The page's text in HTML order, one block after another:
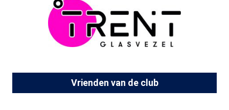
Vrienden van de club